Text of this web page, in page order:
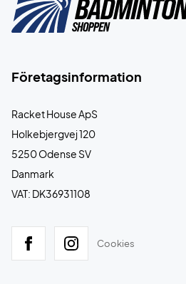
Företagsinformation
Racket House ApS
Holkebjergvej 120
5250 Odense SV
Danmark
VAT: DK36931108
Cookies